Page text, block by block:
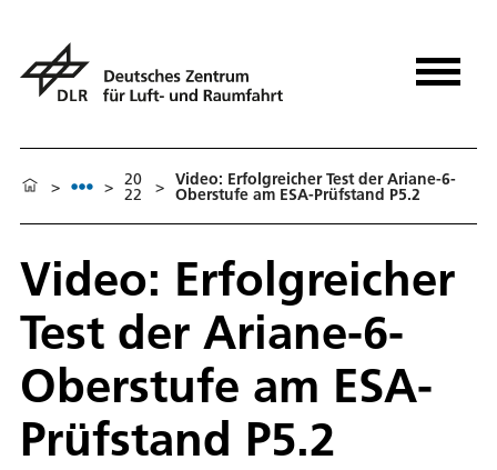
> > 20
22 > Video: Er­folg­rei­cher Test der Aria­ne-6-
Ober­stu­fe am ESA-Prüf­stand P5.2
Video: Er­folg­rei­cher
Test der Aria­ne-6-
Ober­stu­fe am ESA-
Prüf­stand P5.2